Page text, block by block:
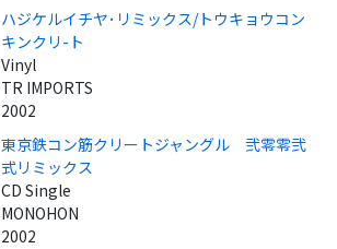
ハジケルイチヤ･リミックス/トウキョウコン
キンクリ-ト
Vinyl
TR IMPORTS
2002
東京鉄コン筋クリートジャングル 弐零零弐
式リミックス
CD Single
MONOHON
2002